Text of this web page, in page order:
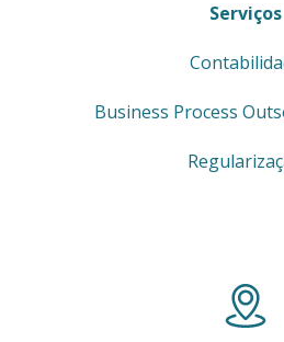
Serviços
Business Process